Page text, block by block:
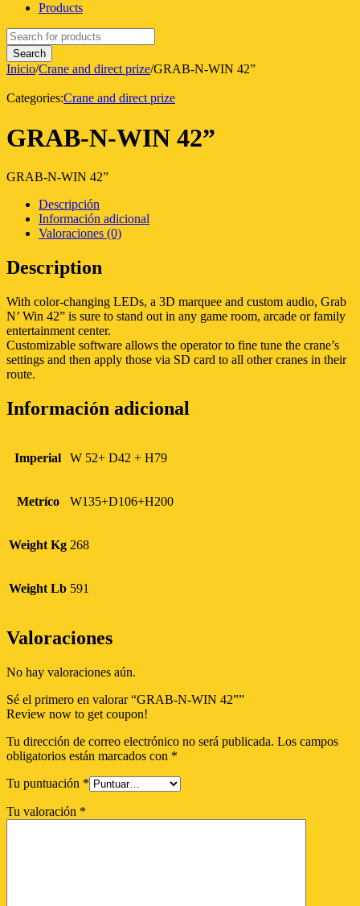
Products
Inicio/Crane and direct prize/GRAB-N-WIN 42”
Categories:Crane and direct prize
GRAB-N-WIN 42”
GRAB-N-WIN 42”
Descripción
Información adicional
Valoraciones (0)
Description
With color-changing LEDs, a 3D marquee and custom audio, Grab
N’ Win 42” is sure to stand out in any game room, arcade or family
entertainment center.
Customizable software allows the operator to fine tune the crane’s
settings and then apply those via SD card to all other cranes in their
route.
Información adicional
Imperial W 52+ D42 + H79
Metríco W135+D106+H200
Weight Kg 268
Weight Lb 591
Valoraciones
No hay valoraciones aún.
Sé el primero en valorar “GRAB-N-WIN 42””
Review now to get coupon!
Tu dirección de correo electrónico no será publicada. Los campos
obligatorios están marcados con *
Tu puntuación *
Tu valoración *